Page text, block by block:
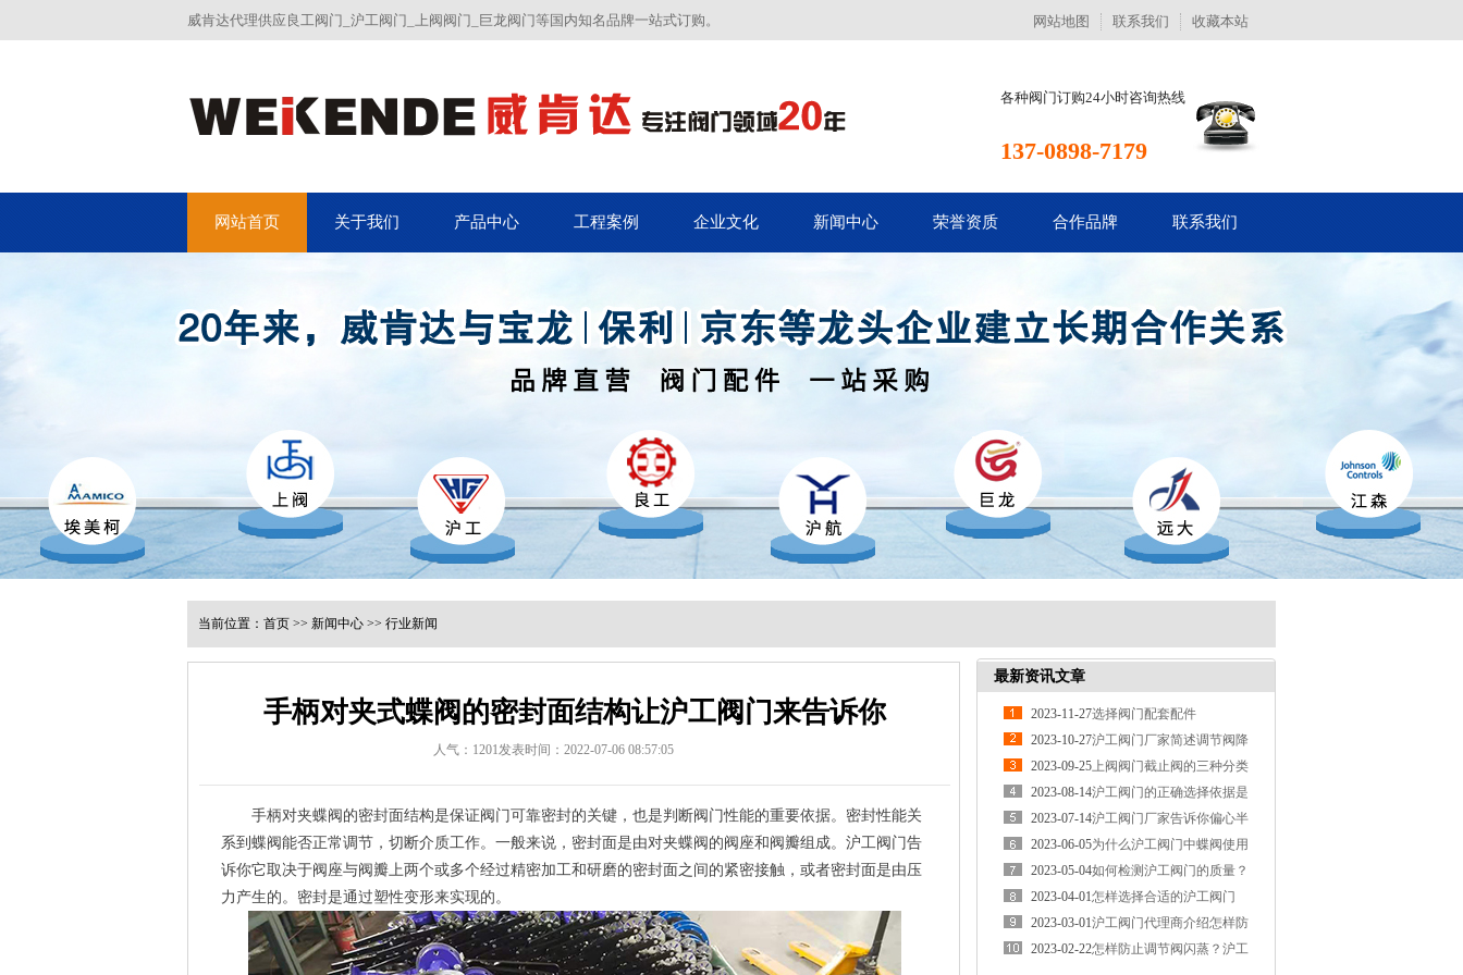
威肯达代理供应良工阀门_沪工阀门_上阀阀门_巨龙阀门等国内知名品牌一站式订购。 网站地图 联系我们 收藏本站
各种阀门订购24小时咨询热线
137-0898-7179
网站首页 关于我们 产品中心 工程案例 企业文化 新闻中心 荣誉资质 合作品牌 联系我们
当前位置： 首页 >> 新闻中心 >> 行业新闻
手柄对夹式蝶阀的密封面结构让沪工阀门来告诉你
人气：1201发表时间：2022-07-06 08:57:05
手柄对夹蝶阀的密封面结构是保证阀门可靠密封的关键，也是判断阀门性能的重要依据。密封性能关
系到蝶阀能否正常调节，切断介质工作。一般来说，密封面是由对夹蝶阀的阀座和阀瓣组成。沪工阀门告
诉你它取决于阀座与阀瓣上两个或多个经过精密加工和研磨的密封面之间的紧密接触，或者密封面是由压
力产生的。密封是通过塑性变形来实现的。
最新资讯文章
2023-11-27选择阀门配套配件
2023-10-27沪工阀门厂家简述调节阀降
噪方法
2023-09-25上阀阀门截止阀的三种分类
和选择技巧
2023-08-14沪工阀门的正确选择依据是
什么？
2023-07-14沪工阀门厂家告诉你偏心半
球阀是什么？
2023-06-05为什么沪工阀门中蝶阀使用
得比较流行？
2023-05-04如何检测沪工阀门的质量？
2023-04-01怎样选择合适的沪工阀门
2023-03-01沪工阀门代理商介绍怎样防
止调节阀闪蒸？
2023-02-22怎样防止调节阀闪蒸？沪工